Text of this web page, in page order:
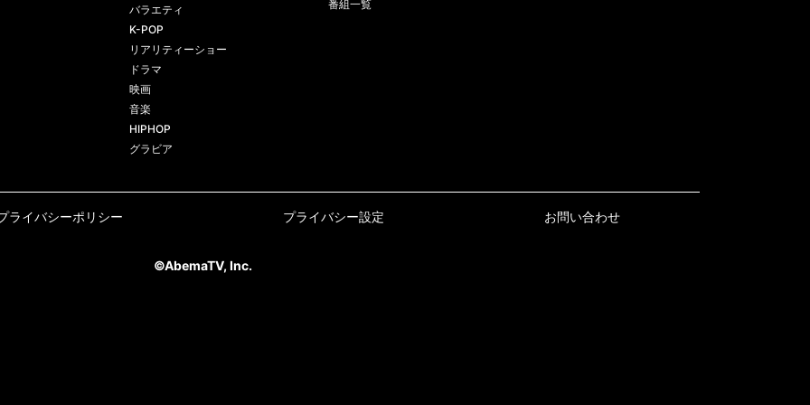
バラエティ
K-POP
リアリティーショー
ドラマ
映画
音楽
HIPHOP
グラビア
番組一覧
ライバシーポリシー プライバシー設定 お問い合わせ
©AbemaTV, Inc.